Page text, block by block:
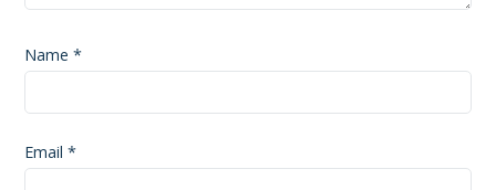
Name*
Email*